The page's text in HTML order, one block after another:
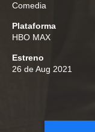
Comedia
Plataforma
HBO MAX
Estreno
26 de Aug 2021